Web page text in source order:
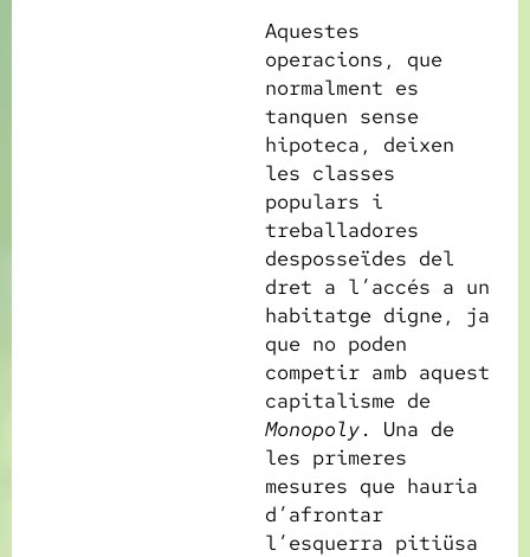
Aquestes
operacions, que
normalment es
tanquen sense
hipoteca, deixen
les classes
populars i
treballadores
desposseïdes del
dret a l’accés a un
habitatge digne, ja
que no poden
competir amb aquest
capitalisme de
Monopoly. Una de
les primeres
mesures que hauria
d’afrontar
l’esquerra pitiüsa